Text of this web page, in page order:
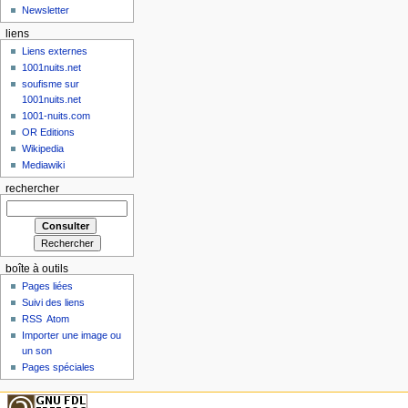
Newsletter
liens
Liens externes
1001nuits.net
soufisme sur
1001nuits.net
1001-nuits.com
OR Editions
Wikipedia
Mediawiki
rechercher
boîte à outils
Pages liées
Suivi des liens
RSS Atom
Importer une image ou
un son
Pages spéciales